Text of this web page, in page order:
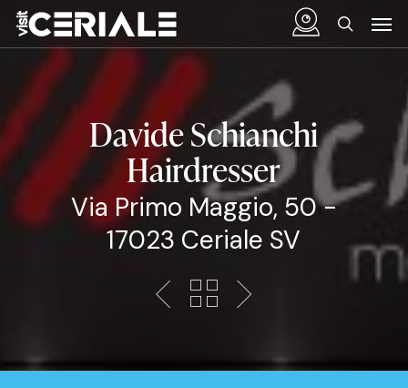
Skip
main
content
Davide Schianchi
Hairdresser
Via Primo Maggio, 50 -
17023 Ceriale SV